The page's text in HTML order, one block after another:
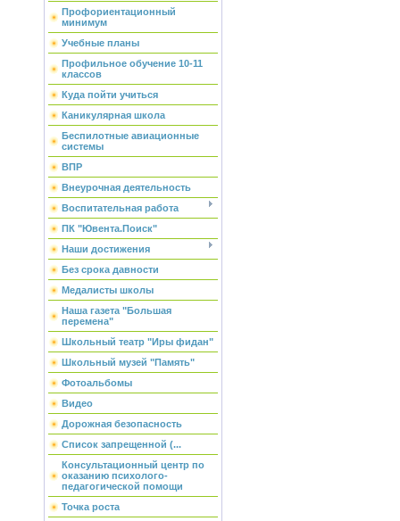
Профориентационный
минимум
Учебные планы
Профильное обучение 10-11
классов
Куда пойти учиться
Каникулярная школа
Беспилотные авиационные
системы
ВПР
Внеурочная деятельность
Воспитательная работа
ПК "Ювента.Поиск"
Наши достижения
Без срока давности
Медалисты школы
Наша газета "Большая
перемена"
Школьный театр "Иры фидан"
Школьный музей "Память"
Фотоальбомы
Видео
Дорожная безопасность
Список запрещенной (...
Консультационный центр по
оказанию психолого-
педагогической помощи
Точка роста